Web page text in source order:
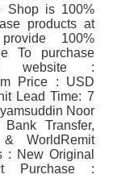
Shop is 100%
products at
100%
To purchase
website :
Price : USD
Lead Time: 7
Noor
Transfer,
WorldRemit
: New Original
Purchase :